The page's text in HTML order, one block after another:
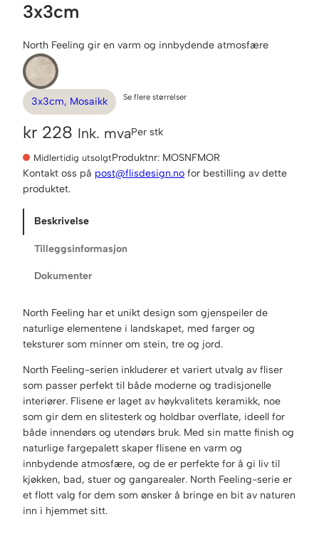
3x3cm
North Feeling gir en varm og innbydende atmosfære
3x3cm, Mosaikk Se flere størrelser
kr 228 Ink. mvaPer stk
Midlertidig utsolgtProduktnr: MOSNFMOR
Kontakt oss på post@flisdesign.no for bestilling av dette
produktet.
Beskrivelse
Tilleggsinformasjon
Dokumenter
North Feeling har et unikt design som gjenspeiler de
naturlige elementene i landskapet, med farger og
teksturer som minner om stein, tre og jord.
North Feeling-serien inkluderer et variert utvalg av fliser
som passer perfekt til både moderne og tradisjonelle
interiører. Flisene er laget av høykvalitets keramikk, noe
som gir dem en slitesterk og holdbar overflate, ideell for
både innendørs og utendørs bruk. Med sin matte finish og
naturlige fargepalett skaper flisene en varm og
innbydende atmosfære, og de er perfekte for å gi liv til
kjøkken, bad, stuer og gangarealer. North Feeling-serie er
et flott valg for dem som ønsker å bringe en bit av naturen
inn i hjemmet sitt.